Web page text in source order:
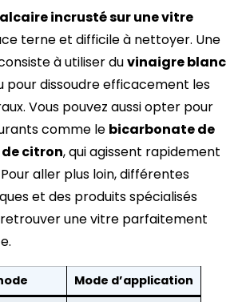
incrusté sur une vitre
terne et difficile à nettoyer. Une
à utiliser duvinaigre blanc
pour dissoudre efficacement les
Vous pouvez aussi opter pour
comme le bicarbonate de
de citron, qui agissent rapidement
aller plus loin, différentes
et des produits spécialisés
une vitre parfaitement
Mode d’application